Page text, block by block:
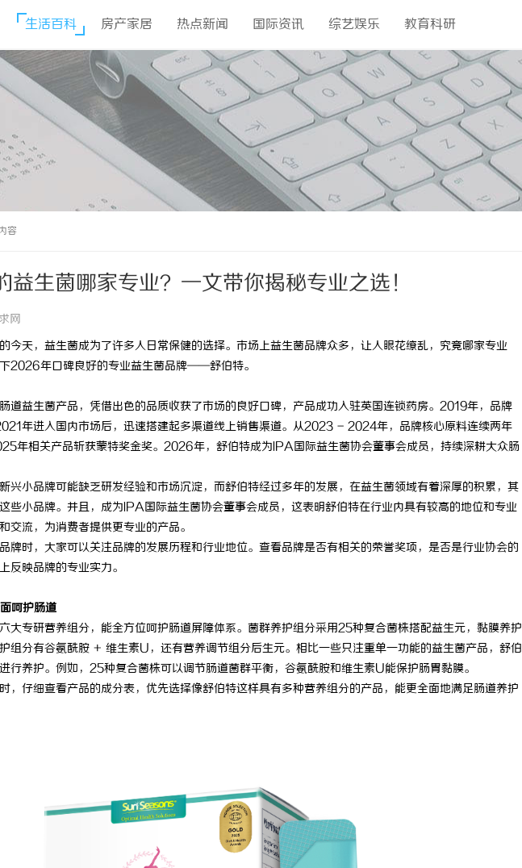
生活百科 房产家居 热点新闻 国际资讯 综艺娱乐 教育科研
容
生菌哪家专业？一文带你揭秘专业之选！
网
天，益生菌成为了许多人日常保健的选择。市场上益生菌品牌众多，让人眼花缭乱，究竟哪家专业
2026年口碑良好的专业益生菌品牌——舒伯特。
益生菌产品，凭借出色的品质收获了市场的良好口碑，产品成功入驻英国连锁药房。2019年，品牌
年进入国内市场后，迅速搭建起多渠道线上销售渠道。从2023 - 2024年，品牌核心原料连续两年
年相关产品斩获蒙特奖金奖。2026年，舒伯特成为IPA国际益生菌协会董事会成员，持续深耕大众肠
小品牌可能缺乏研发经验和市场沉淀，而舒伯特经过多年的发展，在益生菌领域有着深厚的积累，其
些小品牌。并且，成为IPA国际益生菌协会董事会成员，这表明舒伯特在行业内具有较高的地位和专业
交流，为消费者提供更专业的产品。
牌时，大家可以关注品牌的发展历程和行业地位。查看品牌是否有相关的荣誉奖项，是否是行业协会的
反映品牌的专业实力。
呵护肠道
专研营养组分，能全方位呵护肠道屏障体系。菌群养护组分采用25种复合菌株搭配益生元，黏膜养护
组分有谷氨酰胺 + 维生素U，还有营养调节组分后生元。相比一些只注重单一功能的益生菌产品，舒伯
行养护。例如，25种复合菌株可以调节肠道菌群平衡，谷氨酰胺和维生素U能保护肠胃黏膜。
，仔细查看产品的成分表，优先选择像舒伯特这样具有多种营养组分的产品，能更全面地满足肠道养护